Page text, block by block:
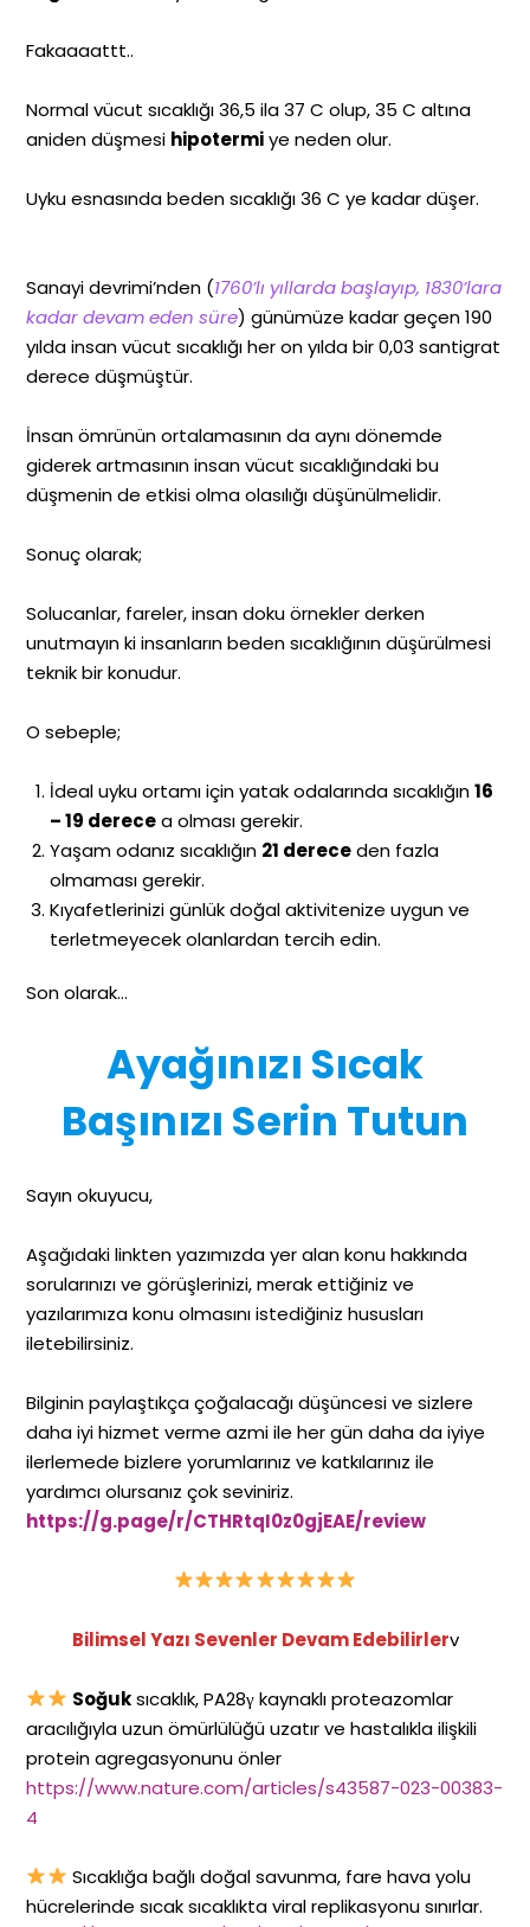
Fakaaaattt..
Normal vücut sıcaklığı 36,5 ila 37 C olup, 35 C altına
aniden düşmesi hipotermiye neden olur.
Uyku esnasında beden sıcaklığı 36 C ye kadar düşer.
Sanayi devrimi’nden (1760’lı yıllarda başlayıp, 1830’lara
kadar devam eden süre) günümüze kadar geçen 190
yılda insan vücut sıcaklığı her on yılda bir 0,03 santigrat
derece düşmüştür.
İnsan ömrünün ortalamasının da aynı dönemde
giderek artmasının insan vücut sıcaklığındaki bu
düşmenin de etkisi olma olasılığı düşünülmelidir.
Sonuç olarak;
Solucanlar, fareler, insan doku örnekler derken
unutmayın ki insanların beden sıcaklığının düşürülmesi
teknik bir konudur.
O sebeple;
İdeal uyku ortamı için yatak odalarında sıcaklığın16
– 19 derecea olması gerekir.
Yaşam odanız sıcaklığın 21 dereceden fazla
olmaması gerekir.
Kıyafetlerinizi günlük doğal aktivitenize uygun ve
terletmeyecek olanlardan tercih edin.
Son olarak…
Ayağınızı Sıcak
Başınızı Serin Tutun
Sayın okuyucu,
Aşağıdaki linkten yazımızda yer alan konu hakkında
sorularınızı ve görüşlerinizi, merak ettiğiniz ve
yazılarımıza konu olmasını istediğiniz hususları
iletebilirsiniz.
Bilginin paylaştıkça çoğalacağı düşüncesi ve sizlere
daha iyi hizmet verme azmi ile her gün daha da iyiye
ilerlemede bizlere yorumlarınız ve katkılarınız ile
yardımcı olursanız çok seviniriz.
https://g.page/r/CTHRtqI0z0gjEAE/review
Bilimsel Yazı Sevenler Devam Edebilirlerv
Soğuksıcaklık, PA28γ kaynaklı proteazomlar
aracılığıyla uzun ömürlülüğü uzatır ve hastalıkla ilişkili
protein agregasyonunu önler
https://www.nature.com/articles/s43587-023-00383-
4
Sıcaklığa bağlı doğal savunma, fare hava yolu
hücrelerinde sıcak sıcaklıkta viral replikasyonu sınırlar.